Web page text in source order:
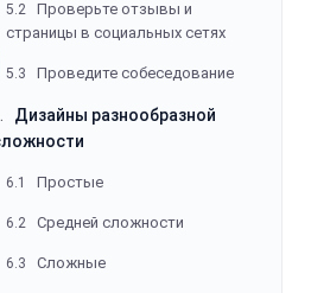
Дизайны разнообразной
сложности
6.1 Простые
6.2 Средней сложности